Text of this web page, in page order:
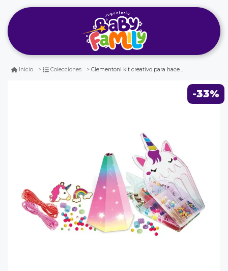
Inicio Colecciones Clementoni kit creativo para hacer pulseras unicornio y arcoiris
-33%